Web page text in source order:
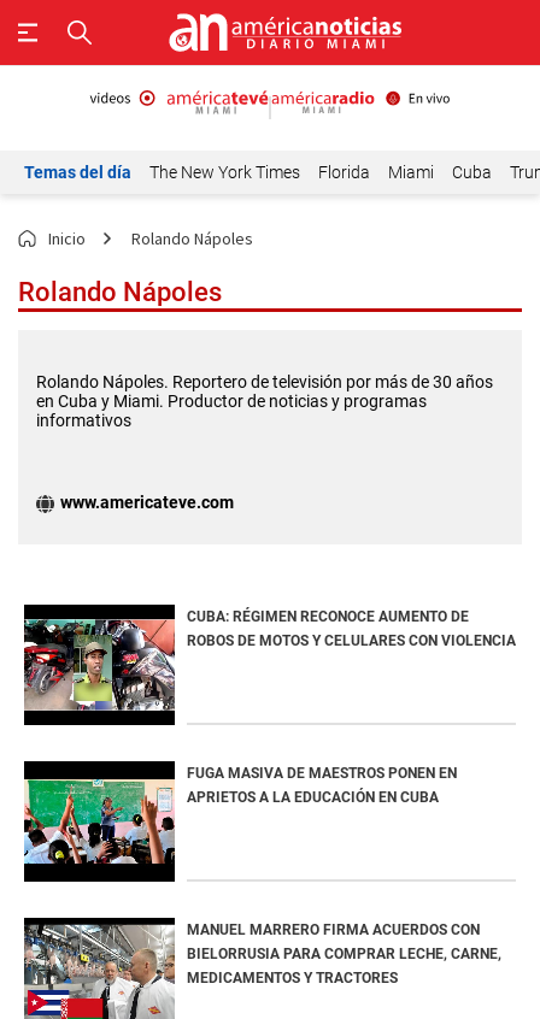
Temas del día The New York Times Florida Miami Cuba
Inicio Rolando Nápoles
Rolando Nápoles
Rolando Nápoles. Reportero de televisión por más de 30 años
en Cuba y Miami. Productor de noticias y programas
informativos
www.americateve.com
CUBA: RÉGIMEN RECONOCE AUMENTO DE
ROBOS DE MOTOS Y CELULARES CON VIOLENCIA
FUGA MASIVA DE MAESTROS PONEN EN
APRIETOS A LA EDUCACIÓN EN CUBA
MANUEL MARRERO FIRMA ACUERDOS CON
BIELORRUSIA PARA COMPRAR LECHE, CARNE,
MEDICAMENTOS Y TRACTORES